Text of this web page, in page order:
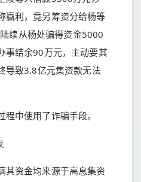
赢利，竟另筹资分给杨等
续从杨处骗得资金5000
事结余90万元，主动要其
导致3.8亿元集资款无法
中使用了诈骗手段。
其资金均来源于高息集资